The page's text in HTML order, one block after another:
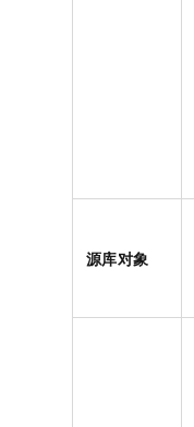
源库对象